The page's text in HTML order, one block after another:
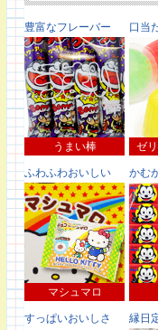
豊富なフレーバー
うまい棒
口当
ゼ
ふわふわおいしい
マシュマロ
かむ
すっぱいおいしさ 縁日